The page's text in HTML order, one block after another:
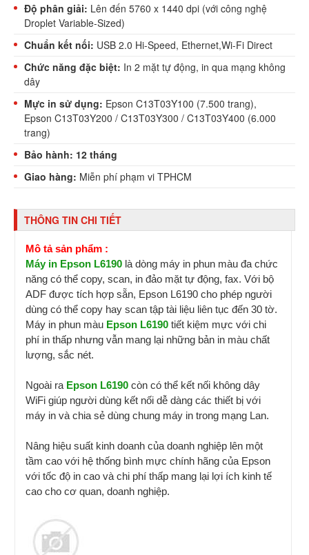
Độ phân giải: Lên đến 5760 x 1440 dpi (với công nghệ
Droplet Variable-Sized)
Chuẩn kết nối: USB 2.0 Hi-Speed, Ethernet,Wi-Fi Direct
Chức năng đặc biệt: In 2 mặt tự động, in qua mạng không
dây
Mực in sử dụng: Epson C13T03Y100 (7.500 trang),
Epson C13T03Y200 / C13T03Y300 / C13T03Y400 (6.000
trang)
Bảo hành: 12 tháng
Giao hàng: Miễn phí phạm vi TPHCM
THÔNG TIN CHI TIẾT
Mô tả sản phẩm :
Máy in Epson L6190 là dòng máy in phun màu đa chức
năng có thể copy, scan, in đảo mặt tự động, fax. Với bộ
ADF được tích hợp sẵn, Epson L6190 cho phép người
dùng có thể copy hay scan tập tài liệu liên tục đến 30 tờ.
Máy in phun màu Epson L6190 tiết kiệm mực với chi
phí in thấp nhưng vẫn mang lại những bản in màu chất
lượng, sắc nét.
Ngoài ra Epson L6190 còn có thể kết nối không dây
WiFi giúp người dùng kết nối dễ dàng các thiết bị với
máy in và chia sẻ dùng chung máy in trong mạng Lan.
Nâng hiệu suất kinh doanh của doanh nghiệp lên một
tầm cao với hệ thống bình mực chính hãng của Epson
với tốc độ in cao và chi phí thấp mang lại lợi ích kinh tế
cao cho cơ quan, doanh nghiệp.